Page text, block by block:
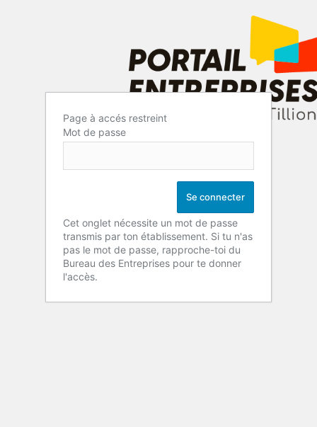
Page à accés restreint
Mot de passe
Cet onglet nécessite un mot de passe
transmis par ton établissement. Si tu n'as
pas le mot de passe, rapproche-toi du
Bureau des Entreprises pour te donner
l'accès.